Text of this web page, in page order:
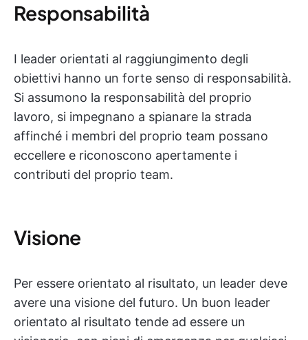
Responsabilità
I leader orientati al raggiungimento degli
obiettivi hanno un forte senso di responsabilità.
Si assumono la responsabilità del proprio
lavoro, si impegnano a spianare la strada
affinché i membri del proprio team possano
eccellere e riconoscono apertamente i
contributi del proprio team.
Visione
Per essere orientato al risultato, un leader deve
avere una visione del futuro. Un buon leader
orientato al risultato tende ad essere un